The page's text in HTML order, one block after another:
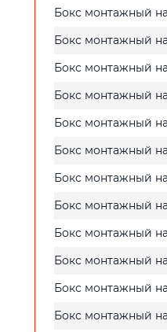
Бокс монтажный
Бокс монтажный
Бокс монтажный
Бокс монтажный
Бокс монтажный
Бокс монтажный
Бокс монтажный
Бокс монтажный
Бокс монтажный
Бокс монтажный
Бокс монтажный
Бокс монтажный